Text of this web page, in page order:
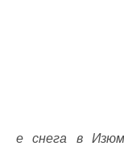
е снега в